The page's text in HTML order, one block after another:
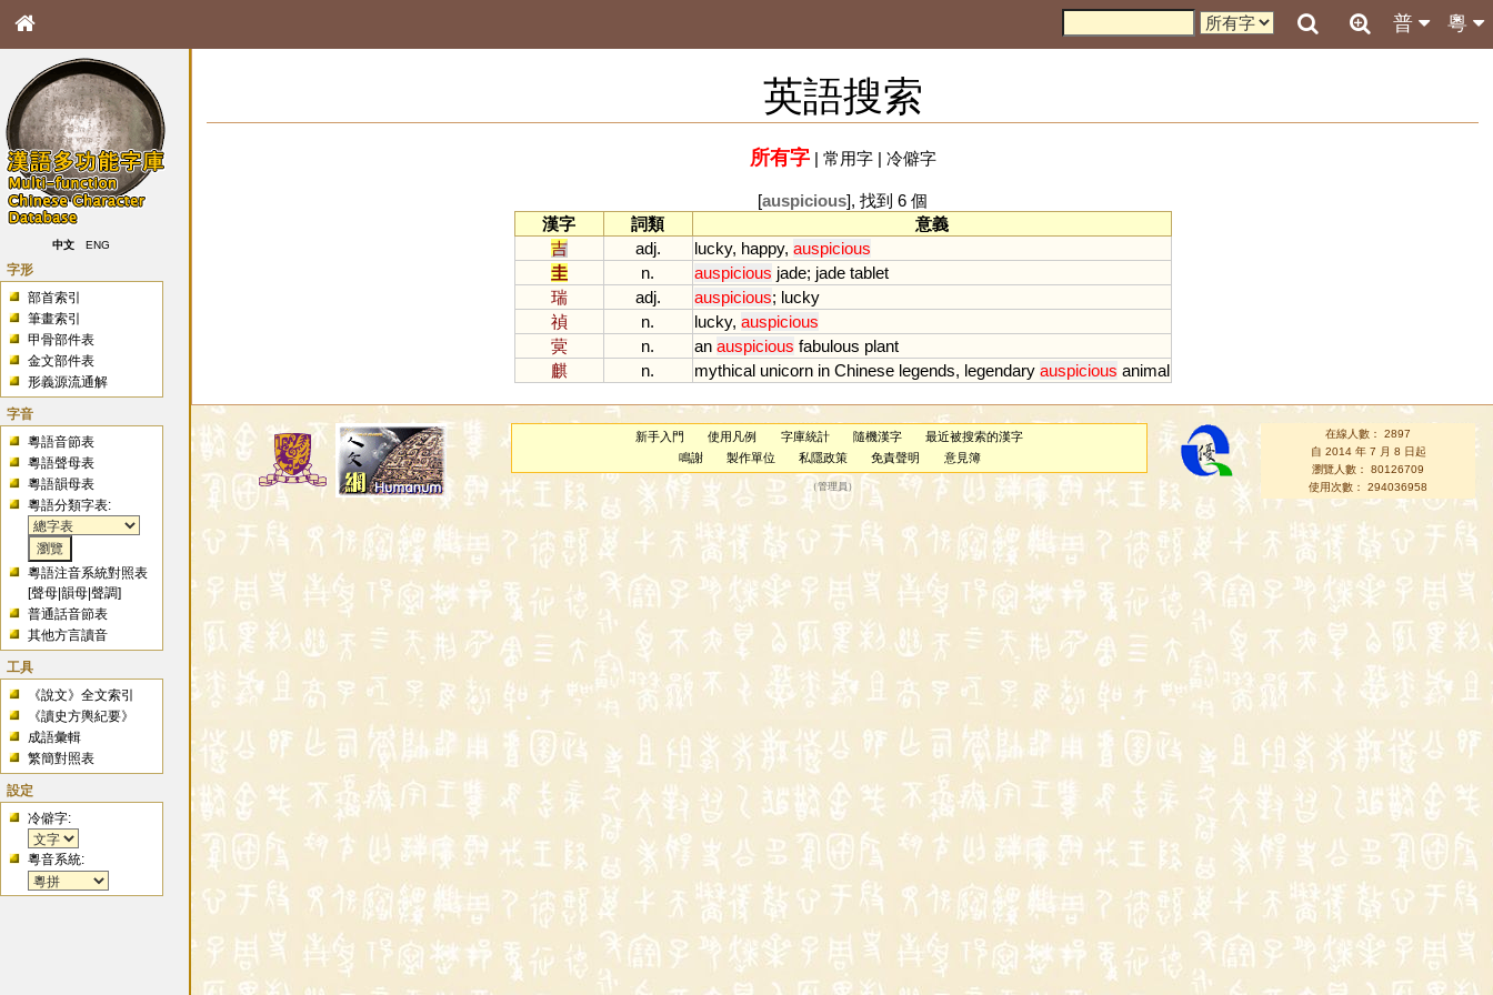
粵
普
中文 ENG
字形
部首索引
筆畫索引
甲骨部件表
金文部件表
形義源流通解
字音
粵語音節表
粵語聲母表
粵語韻母表
粵語分類字表:
粵語注音系統對照表
[聲母 |韻母 |聲調]
普通話音節表
其他方言讀音
工具
《說文》全文索引
《讀史方輿紀要》
成語彙輯
繁簡對照表
設定
冷僻字:
粵音系統:
英語搜索
所有字| 常用字| 冷僻字
[auspicious], 找到 6 個
漢字
詞類
意義
吉
adj. lucky, happy, auspicious
圭
n. auspicious jade; jade tablet
瑞
adj. auspicious; lucky
禎
n. lucky, auspicious
蓂
n. an auspicious fabulous plant
麒
n. mythical unicorn in Chinese legends, legendary auspicious animal
新手入門 使用凡例 字庫統計 隨機漢字
最近被搜索的漢字
鳴謝
製作單位 私隱政策 免責聲明 意見簿
（管理員 ）
在線人數： 2897
自 2014 年 7 月 8 日起
瀏覽人數： 80126709
使用次數： 294036958